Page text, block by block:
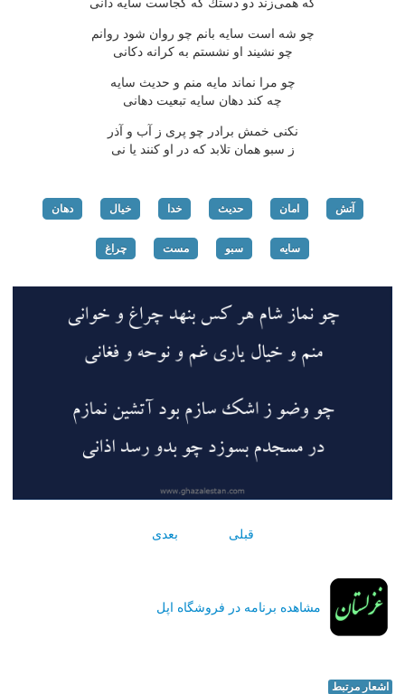
چو شه است سایه بانم چو روان شود روانم
چو نشیند او نشستم به كرانه دكانی
چو مرا نماند مایه منم و حدیث سایه
چه كند دهان سایه تبعیت دهانی
نكنی خمش برادر چو پری ز آب و آذر
ز سبو همان تلابد كه در او كنند یا نی
آتش امان حدیث خدا خیال دهان
سایه سبو مست چراغ
قبلی بعدی
مشاهده برنامه در فروشگاه اپل
اشعار مرتبط